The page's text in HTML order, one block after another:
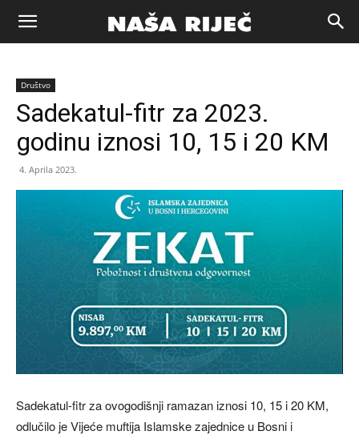
Naša
riječ
Zenica
Društvo
Sadekatul-fitr za 2023.
godinu iznosi 10, 15 i 20 KM
4. Aprila 2023.
Sadekatul-fitr za ovogodišnji ramazan iznosi 10, 15 i 20 KM,
odlučilo je Vijeće muftija Islamske zajednice u Bosni i